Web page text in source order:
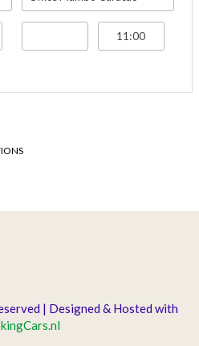
| Designed & Hosted with